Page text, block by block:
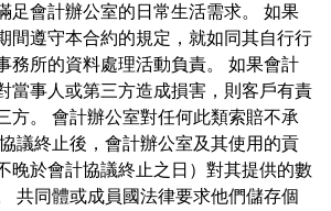
足會計辦公室的日常生活需求。 如果
間遵守本合約的規定，就如同其自行行
務所的資料處理活動負責。 如果會計
當事人或第三方造成損害，則客戶有責
方。 會計辦公室對任何此類索賠不承
議終止後，會計辦公室及其使用的貢
晚於會計協議終止之日）對其提供的數
共同體或成員國法律要求他們儲存個